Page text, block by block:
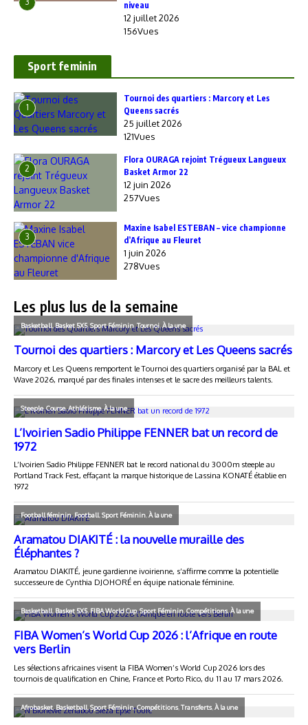
niveau
12 juillet 2026
156Vues
Sport feminin
1
‎Tournoi des quartiers : Marcory et Les
Queens sacrés
25 juillet 2026
121Vues
2
Flora OURAGA rejoint Trégueux Langueux
Basket Armor 22
12 juin 2026
257Vues
3
Maxine Isabel ESTEBAN – vice championne
d’Afrique au Fleuret
1 juin 2026
278Vues
Les plus lus de la semaine